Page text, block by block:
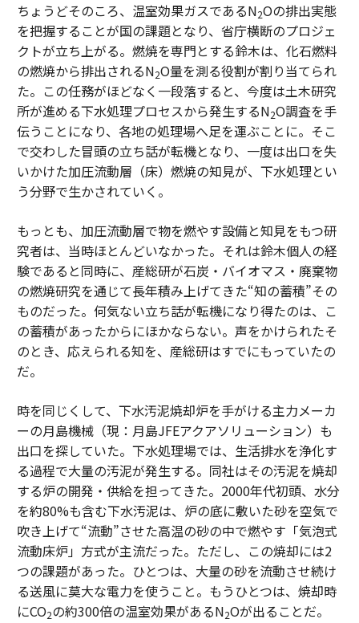
ちょうどそのころ、温室効果ガスであるN2Oの排出実態
を把握することが国の課題となり、省庁横断のプロジェ
クトが立ち上がる。燃焼を専門とする鈴木は、化石燃料
の燃焼から排出されるN2O量を測る役割が割り当てられ
た。この任務がほどなく一段落すると、今度は土木研究
所が進める下水処理プロセスから発生するN2O調査を手
伝うことになり、各地の処理場へ足を運ぶことに。そこ
で交わした冒頭の立ち話が転機となり、一度は出口を失
いかけた加圧流動層（床）燃焼の知見が、下水処理とい
う分野で生かされていく。
もっとも、加圧流動層で物を燃やす設備と知見をもつ研
究者は、当時ほとんどいなかった。それは鈴木個人の経
験であると同時に、産総研が石炭・バイオマス・廃棄物
の燃焼研究を通じて長年積み上げてきた“知の蓄積”その
ものだった。何気ない立ち話が転機になり得たのは、こ
の蓄積があったからにほかならない。声をかけられたそ
のとき、応えられる知を、産総研はすでにもっていたの
だ。
時を同じくして、下水汚泥焼却炉を手がける主力メーカ
ーの月島機械（現：月島JFEアクアソリューション）も
出口を探していた。下水処理場では、生活排水を浄化す
る過程で大量の汚泥が発生する。同社はその汚泥を焼却
する炉の開発・供給を担ってきた。2000年代初頭、水分
を約80%も含む下水汚泥は、炉の底に敷いた砂を空気で
吹き上げて“流動”させた高温の砂の中で燃やす「気泡式
流動床炉」方式が主流だった。ただし、この焼却には2
つの課題があった。ひとつは、大量の砂を流動させ続け
る送風に莫大な電力を使うこと。もうひとつは、焼却時
にCO2の約300倍の温室効果があるN2Oが出ることだ。